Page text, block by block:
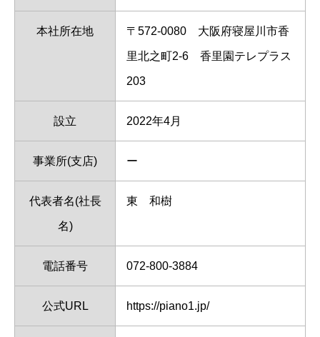
本社所在地 〒572-0080 大阪府寝屋川市香
里北之町2-6 香里園テレプラス
203
設立 2022年4月
事業所(支店) ー
代表者名(社長
名)
東 和樹
電話番号 072-800-3884
公式URL https://piano1.jp/